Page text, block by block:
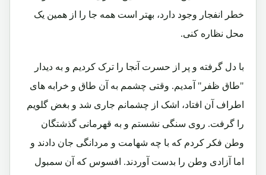
خطر انفجار وجود دارد، بهتر است همه جا را از همین یک
محل نظاره کنی.
با دل گرفته و پر از حسرت آنجا را ترک کردیم و به دیدار
"طاق ظفر" آمدیم. وقتی چشمم به آن طاق و خرابه های
اطراف آن افتاد، اشک از چشمانم جاری شد و بغض گلویم
را گرفت. روی سنگی نشستم و به قهرمانی گذشتگان
وطن فکر کردم که با چه شهامت و مردانگی جان دادند و
اما آزادی وطن را بدست آوردند. افسوس که آن سمبول